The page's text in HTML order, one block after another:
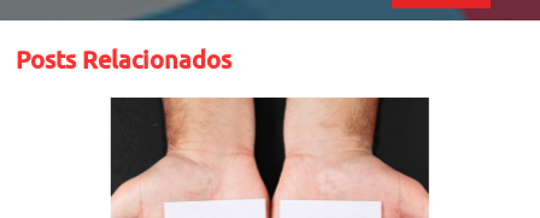
Posts Relacionados